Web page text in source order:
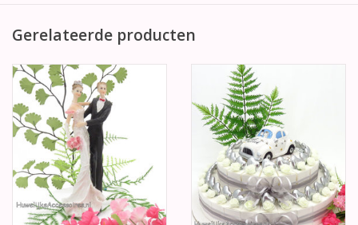
Gerelateerde producten